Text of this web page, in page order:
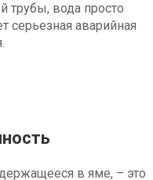
трубы, вода просто
серьезная аварийная
в яме, – это